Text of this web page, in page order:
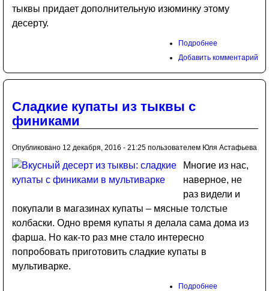
тыквы придает дополнительную изюминку этому
десерту.
Подробнее
Добавить комментарий
Сладкие купаты из тыквы с
финиками
Опубликовано 12 декабря, 2016 - 21:25 пользователем Юля Астафьева
Многие из нас,
наверное, не
раз видели и
покупали в магазинах купаты – мясные толстые
колбаски. Одно время купаты я делала сама дома из
фарша. Но как-то раз мне стало интересно
попробовать приготовить сладкие купаты в
мультиварке.
Подробнее